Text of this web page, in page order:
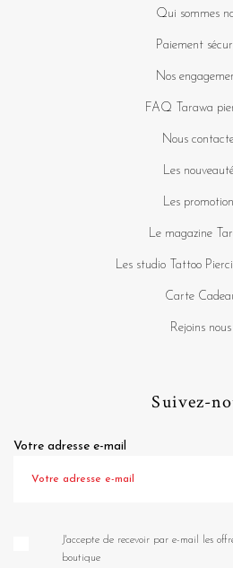
Qui sommes
Paiement
Nos
FAQ Tarawa
Nous
Les
Les
Le magazine
Les studio Tattoo
Carte
Rejoins nous
Suivez-
Votre adresse e-mail
J'accepte de recevoir par e-mail les
boutique